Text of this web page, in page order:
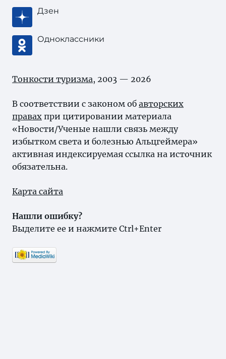
Дзен
Одноклассники
Тонкости туризма, 2003 — 2026
В соответствии с законом об авторских
правах при цитировании материала
«Новости/Ученые нашли связь между
избытком света и болезнью Альцгеймера»
активная индексируемая ссылка на источник
обязательна.
Карта сайта
Нашли ошибку?
Выделите ее и нажмите Ctrl+Enter